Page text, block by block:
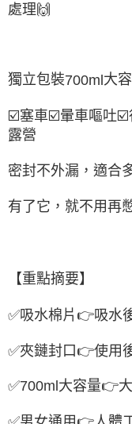
處理🙌
獨立包裝700ml 大
☑塞車☑暈車嘔吐☑
露營
密封不外漏，適合
有了它，就不用再
【重點摘要】
✅吸水棉片 👉吸水
✅夾鏈封口 👉使用
✅700ml大容量👉